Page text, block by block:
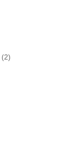
(2)